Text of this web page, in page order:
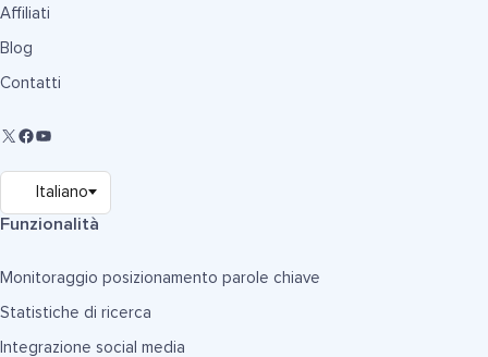
Affiliati
Blog
Contatti
Funzionalità
Monitoraggio posizionamento parole chiave
Statistiche di ricerca
Integrazione social media